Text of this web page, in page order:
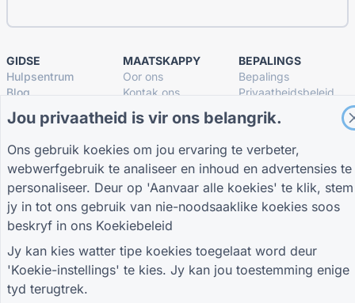
SLUIT AAN BY DIE GEMEENSKAP
GIDSE
Hulpsentrum
Blog
TIGER FORM Gids
MAATSKAPPY
Oor ons
Kontak ons
BEPALINGS
Bepalings
Privaatheidsbeleid
Koekie-instellings
© 2026 QR Form Generator. All rights reserved.
Jou privaatheid is vir ons belangrik.
Ons gebruik koekies om jou ervaring te verbeter,
webwerfgebruik te analiseer en inhoud en advertensies te
personaliseer. Deur op 'Aanvaar alle koekies' te klik, stem
jy in tot ons gebruik van nie-noodsaaklike koekies soos
beskryf in ons Koekiebeleid
Jy kan kies watter tipe koekies toegelaat word deur
'Koekie-instellings' te kies. Jy kan jou toestemming enige
tyd terugtrek.